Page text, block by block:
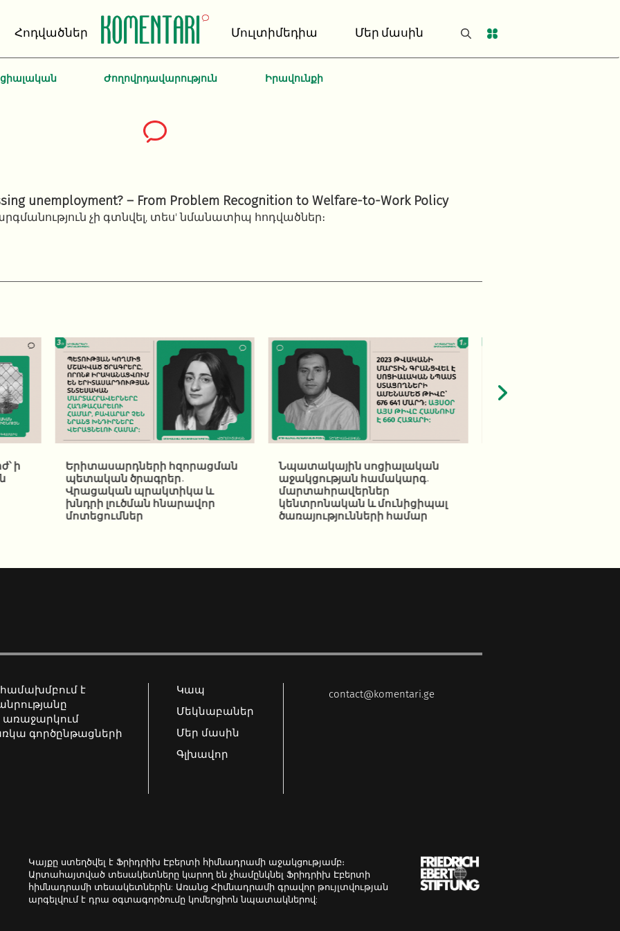
Հոդվածներ Մուլտիմեդիա Մեր մասին
Ժողովրդավարություն Իրավունքի
unemployment? – From Problem Recognition to Welfare-to-Work Policy
չի գտնվել, տես' նմանատիպ հոդվածներ։
ի
Երիտասարդների հզորացման
պետական ծրագրեր.
Վրացական պրակտիկա և
խնդրի լուծման հնարավոր
մոտեցումներ
Նպատակային սոցիալական
աջակցության համակարգ.
մարտահրավերներ
կենտրոնական և մունիցիպալ
ծառայությունների համար
է
գործընթացների
Կապ
Մեկնաբաներ
Մեր մասին
Գլխավոր
contact@komentari.ge
Կայքը ստեղծվել է Ֆրիդրիխ Էբերտի հիմնադրամի աջակցությամբ։
Արտահայտված տեսակետները կարող են չհամընկնել Ֆրիդրիխ Էբերտի
հիմնադրամի տեսակետներին: Առանց Հիմնադրամի գրավոր թույլտվության
արգելվում է դրա օգտագործումը կոմերցիոն նպատակներով: